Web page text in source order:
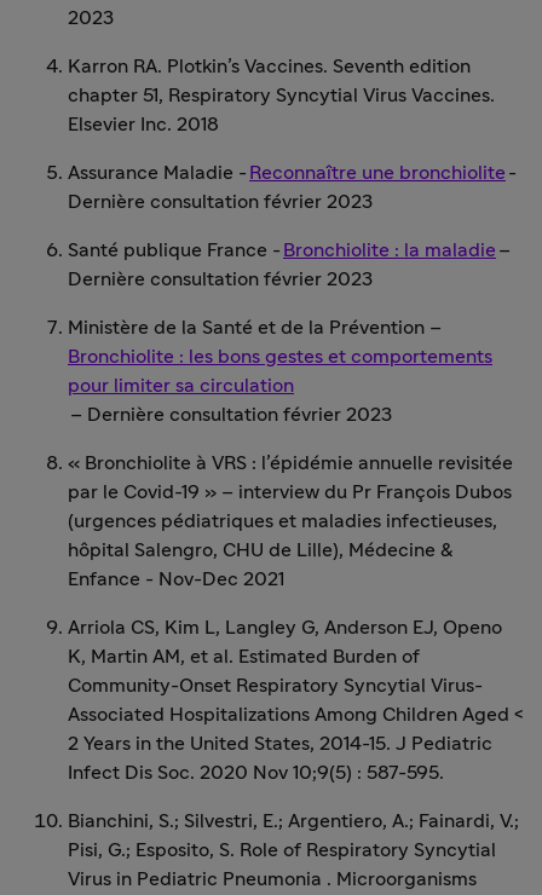
2023
Karron RA. Plotkin’s Vaccines. Seventh edition
chapter 51, Respiratory Syncytial Virus Vaccines.
Elsevier Inc. 2018
Assurance Maladie - Reconnaître une bronchiolite -
Dernière consultation février 2023
Santé publique France - Bronchiolite : la maladie –
Dernière consultation février 2023
Ministère de la Santé et de la Prévention –
Bronchiolite : les bons gestes et comportements
pour limiter sa circulation
– Dernière consultation février 2023
« Bronchiolite à VRS : l’épidémie annuelle revisitée
par le Covid-19 » – interview du Pr François Dubos
(urgences pédiatriques et maladies infectieuses,
hôpital Salengro, CHU de Lille), Médecine &
Enfance - Nov-Dec 2021
Arriola CS, Kim L, Langley G, Anderson EJ, Openo
K, Martin AM, et al. Estimated Burden of
Community-Onset Respiratory Syncytial Virus-
Associated Hospitalizations Among Children Aged <
2 Years in the United States, 2014-15. J Pediatric
Infect Dis Soc. 2020 Nov 10;9(5) : 587-595.
Bianchini, S.; Silvestri, E.; Argentiero, A.; Fainardi, V.;
Pisi, G.; Esposito, S. Role of Respiratory Syncytial
Virus in Pediatric Pneumonia . Microorganisms